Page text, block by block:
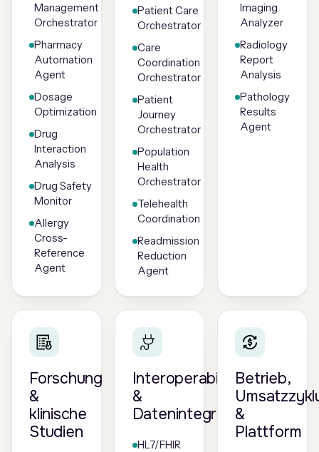
Management
Orchestrator
Pharmacy
Automation
Agent
Dosage
Optimization
Drug
Interaction
Analysis
Drug Safety
Monitor
Allergy
Cross-
Reference
Agent
Patient Care
Orchestrator
Care
Coordination
Orchestrator
Patient
Journey
Orchestrator
Population
Health
Orchestrator
Telehealth
Coordination
Readmission
Reduction
Agent
Imaging
Analyzer
Radiology
Report
Analysis
Pathology
Results
Agent
Forschung
&
klinische
Studien
Interoperabilität
&
Datenintegration
HL7/FHIR
Betrieb,
&
Plattform